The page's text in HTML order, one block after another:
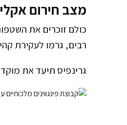
מצב חירום
כולם זוכרים את
רבים, גרמו לעקירת
גרינפיס תיעד את